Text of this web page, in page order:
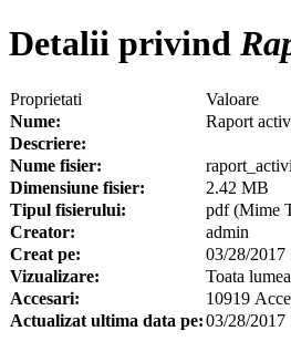
Detalii privind
Proprietati
Valoare
Nume:
Raport
Descriere:
Nume fisier:
Dimensiune fisier:
2.42 MB
Tipul fisierului:
pdf (Mime
Creator:
admin
Creat pe:
03/28/2017
Vizualizare:
Toata lumea
Accesari:
10919
Actualizat ultima data pe:03/28/2017